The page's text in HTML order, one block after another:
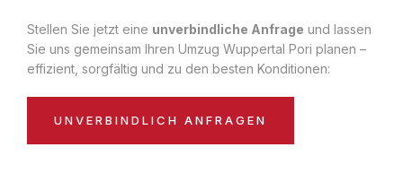
Stellen Sie jetzt eine unverbindliche Anfrage und lassen
Sie uns gemeinsam Ihren Umzug Wuppertal Pori planen –
effizient, sorgfältig und zu den besten Konditionen:
UNVERBINDLICH ANFRAGEN